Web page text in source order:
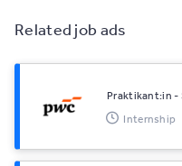
Related job ads
Praktikant:in -
Internship